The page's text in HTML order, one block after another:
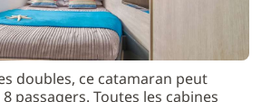
doubles, ce catamaran peut
passagers. Toutes les cabines